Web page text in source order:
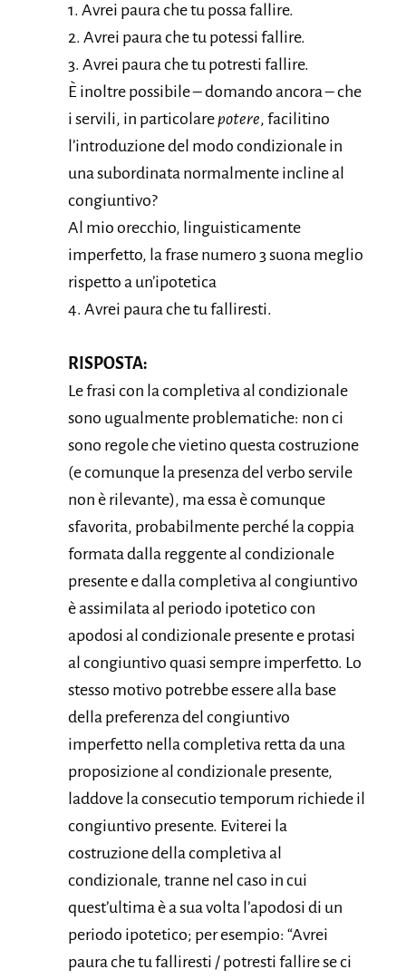
1. Avrei paura che tu possa fallire.
2. Avrei paura che tu potessi fallire.
3. Avrei paura che tu potresti fallire.
È inoltre possibile – domando ancora – che
i servili, in particolare potere, facilitino
l’introduzione del modo condizionale in
una subordinata normalmente incline al
congiuntivo?
Al mio orecchio, linguisticamente
imperfetto, la frase numero 3 suona meglio
rispetto a un’ipotetica
4. Avrei paura che tu falliresti.
RISPOSTA:
Le frasi con la completiva al condizionale
sono ugualmente problematiche: non ci
sono regole che vietino questa costruzione
(e comunque la presenza del verbo servile
non è rilevante), ma essa è comunque
sfavorita, probabilmente perché la coppia
formata dalla reggente al condizionale
presente e dalla completiva al congiuntivo
è assimilata al periodo ipotetico con
apodosi al condizionale presente e protasi
al congiuntivo quasi sempre imperfetto. Lo
stesso motivo potrebbe essere alla base
della preferenza del congiuntivo
imperfetto nella completiva retta da una
proposizione al condizionale presente,
laddove la consecutio temporum richiede il
congiuntivo presente. Eviterei la
costruzione della completiva al
condizionale, tranne nel caso in cui
quest’ultima è a sua volta l’apodosi di un
periodo ipotetico; per esempio: “Avrei
paura che tu falliresti / potresti fallire se ci